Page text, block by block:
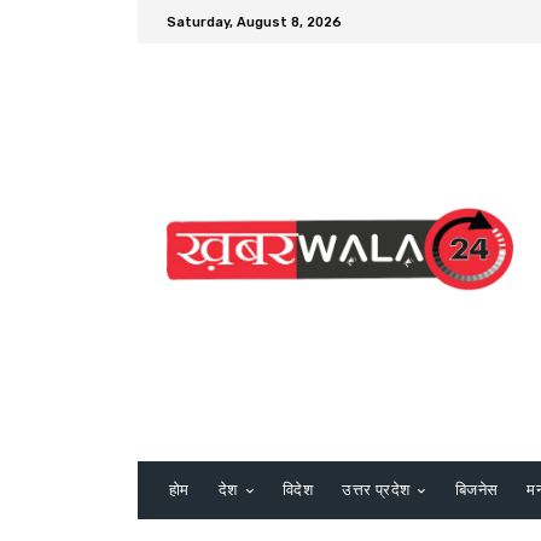
Saturday, August 8, 2026
होम देश विदेश उत्तर प्रदेश बिजनेस